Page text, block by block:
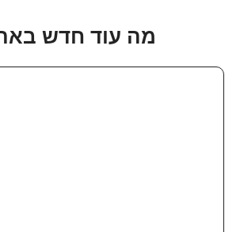
מה עוד חדש